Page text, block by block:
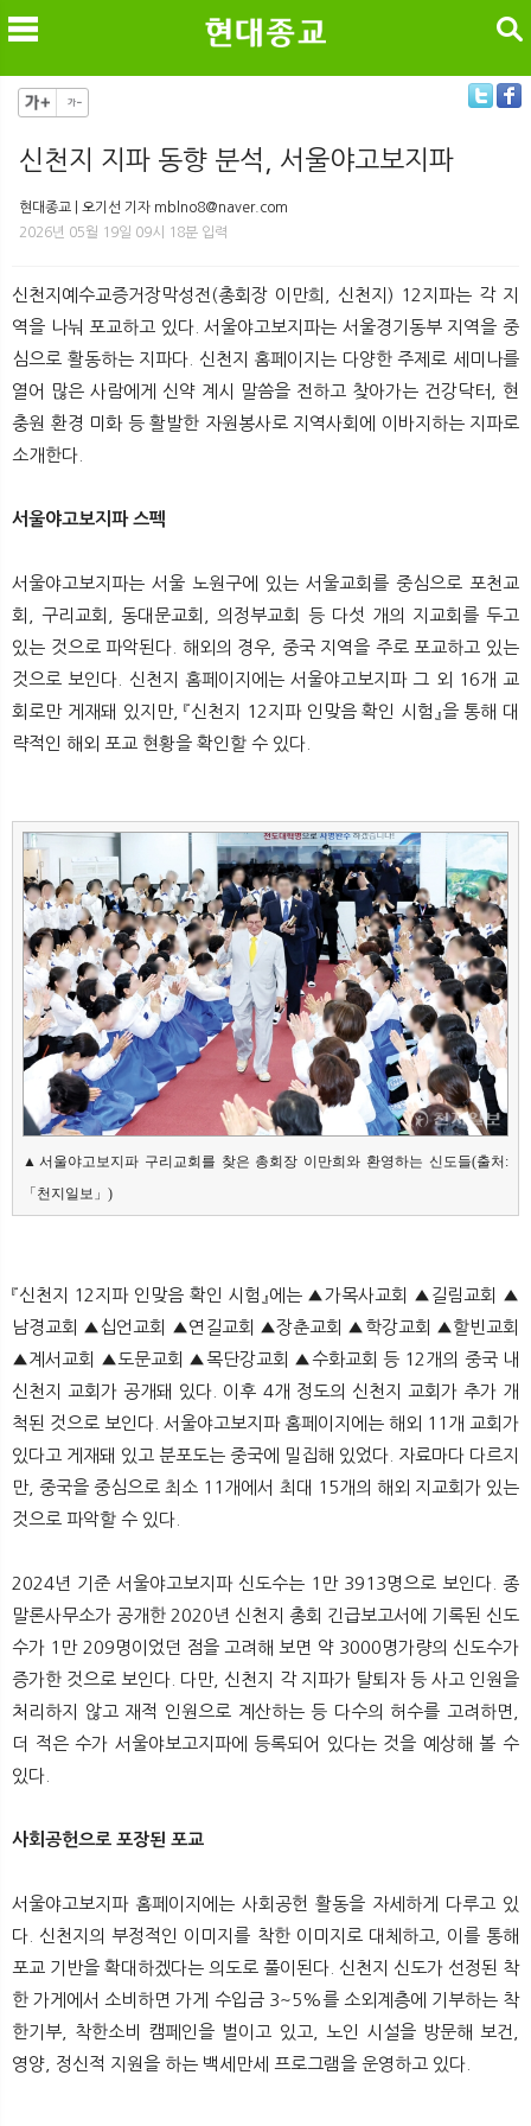
검색
신천지 지파 동향 분석, 서울야고보지파
현대종교 | 오기선 기자 mblno8@naver.com
2026년 05월 19일 09시 18분 입력
신천지예수교증거장막성전(총회장 이만희, 신천지) 12지파는 각 지
역을 나눠 포교하고 있다. 서울야고보지파는 서울경기동부 지역을 중
심으로 활동하는 지파다. 신천지 홈페이지는 다양한 주제로 세미나를
열어 많은 사람에게 신약 계시 말씀을 전하고 찾아가는 건강닥터, 현
충원 환경 미화 등 활발한 자원봉사로 지역사회에 이바지하는 지파로
소개한다.
서울야고보지파 스펙
서울야고보지파는 서울 노원구에 있는 서울교회를 중심으로 포천교
회, 구리교회, 동대문교회, 의정부교회 등 다섯 개의 지교회를 두고
있는 것으로 파악된다. 해외의 경우, 중국 지역을 주로 포교하고 있는
것으로 보인다. 신천지 홈페이지에는 서울야고보지파 그 외 16개 교
회로만 게재돼 있지만, 『신천지 12지파 인맞음 확인 시험』을 통해 대
략적인 해외 포교 현황을 확인할 수 있다.
▲서울야고보지파 구리교회를 찾은 총회장 이만희와 환영하는 신도들(출처:
「천지일보」)
『신천지 12지파 인맞음 확인 시험』에는 ▲가목사교회 ▲길림교회 ▲
남경교회 ▲십언교회 ▲연길교회 ▲장춘교회 ▲학강교회 ▲할빈교회
▲계서교회 ▲도문교회 ▲목단강교회 ▲수화교회 등 12개의 중국 내
신천지 교회가 공개돼 있다. 이후 4개 정도의 신천지 교회가 추가 개
척된 것으로 보인다. 서울야고보지파 홈페이지에는 해외 11개 교회가
있다고 게재돼 있고 분포도는 중국에 밀집해 있었다. 자료마다 다르지
만, 중국을 중심으로 최소 11개에서 최대 15개의 해외 지교회가 있는
것으로 파악할 수 있다.
2024년 기준 서울야고보지파 신도수는 1만 3913명으로 보인다. 종
말론사무소가 공개한 2020년 신천지 총회 긴급보고서에 기록된 신도
수가 1만 209명이었던 점을 고려해 보면 약 3000명가량의 신도수가
증가한 것으로 보인다. 다만, 신천지 각 지파가 탈퇴자 등 사고 인원을
처리하지 않고 재적 인원으로 계산하는 등 다수의 허수를 고려하면,
더 적은 수가 서울야보고지파에 등록되어 있다는 것을 예상해 볼 수
있다.
사회공헌으로 포장된 포교
서울야고보지파 홈페이지에는 사회공헌 활동을 자세하게 다루고 있
다. 신천지의 부정적인 이미지를 착한 이미지로 대체하고, 이를 통해
포교 기반을 확대하겠다는 의도로 풀이된다. 신천지 신도가 선정된 착
한 가게에서 소비하면 가게 수입금 3~5%를 소외계층에 기부하는 착
한기부, 착한소비 캠페인을 벌이고 있고, 노인 시설을 방문해 보건,
영양, 정신적 지원을 하는 백세만세 프로그램을 운영하고 있다.